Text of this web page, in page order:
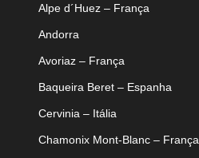
Alpe d´Huez – França
Andorra
Avoriaz – França
Baqueira Beret – Espanha
Cervinia – Itália
Chamonix Mont-Blanc – França